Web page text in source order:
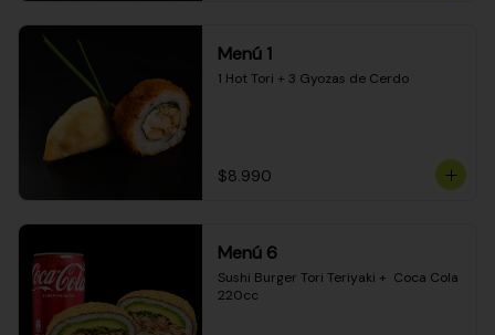
Menú 1
1 Hot Tori + 3 Gyozas de Cerdo
$8.990
Menú 6
Sushi Burger Tori Teriyaki +  Coca Cola
220cc